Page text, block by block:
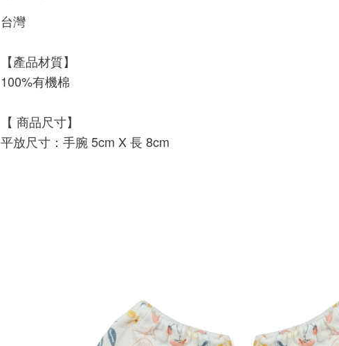
台灣
【產品材質】
100%有機棉
【 商品尺寸】
平放尺寸：手腕 5cm X 長 8cm